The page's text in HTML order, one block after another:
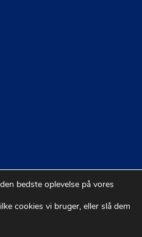
bedste oplevelse på vores
cookies vi bruger, eller slå dem